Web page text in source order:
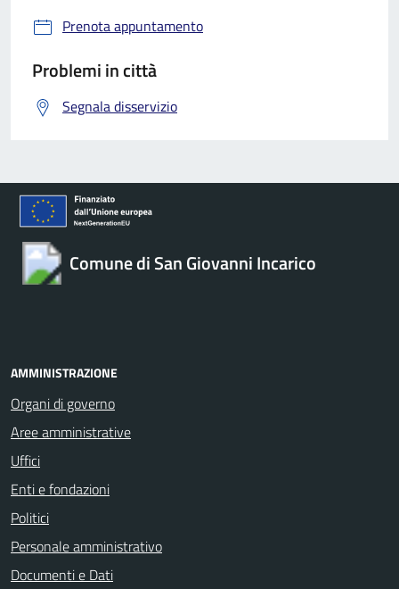
Prenota appuntamento
Problemi in città
Segnala disservizio
Comune di San Giovanni Incarico
AMMINISTRAZIONE
Organi di governo
Aree amministrative
Uffici
Enti e fondazioni
Politici
Personale amministrativo
Documenti e Dati